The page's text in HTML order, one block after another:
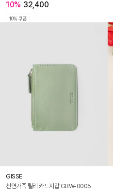
10% 32,400
10% 쿠폰
GISSE
천연가죽 릴리 카드지갑 GBW-0005